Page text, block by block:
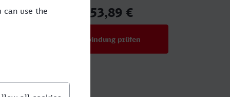
53,89 €
Verbindung prüfen